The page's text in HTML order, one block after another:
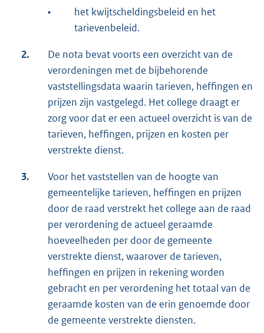
•
het kwijtscheldingsbeleid en het
tarievenbeleid.
2.
De nota bevat voorts een overzicht van de
verordeningen met de bijbehorende
vaststellingsdata waarin tarieven, heffingen en
prijzen zijn vastgelegd. Het college draagt er
zorg voor dat er een actueel overzicht is van de
tarieven, heffingen, prijzen en kosten per
verstrekte dienst.
3.
Voor het vaststellen van de hoogte van
gemeentelijke tarieven, heffingen en prijzen
door de raad verstrekt het college aan de raad
per verordening de actueel geraamde
hoeveelheden per door de gemeente
verstrekte dienst, waarover de tarieven,
heffingen en prijzen in rekening worden
gebracht en per verordening het totaal van de
geraamde kosten van de erin genoemde door
de gemeente verstrekte diensten.